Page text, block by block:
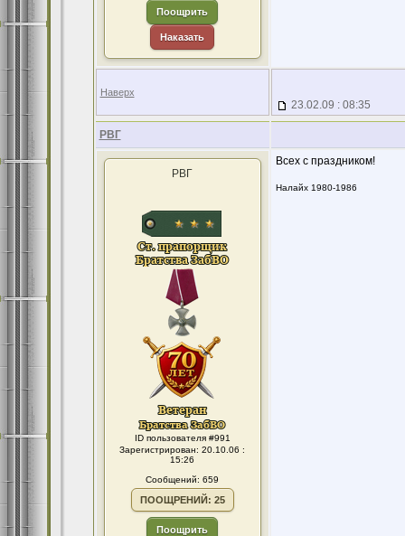
Поощрить
Наказать
Наверх
23.02.09 : 08:35
РВГ
РВГ
ID пользователя #991
Зарегистрирован: 20.10.06 :
15:26
Сообщений: 659
ПООЩРЕНИЙ: 25
Поощрить
Всех с праздником!
Налайх 1980-1986